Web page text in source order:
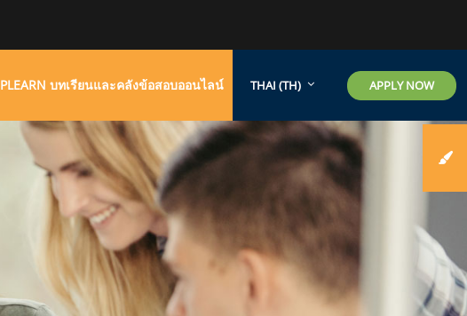
PLEARN บทเรียนและคลังข้อสอบออนไลน์ THAI ‎(TH)‎ APPLY NOW